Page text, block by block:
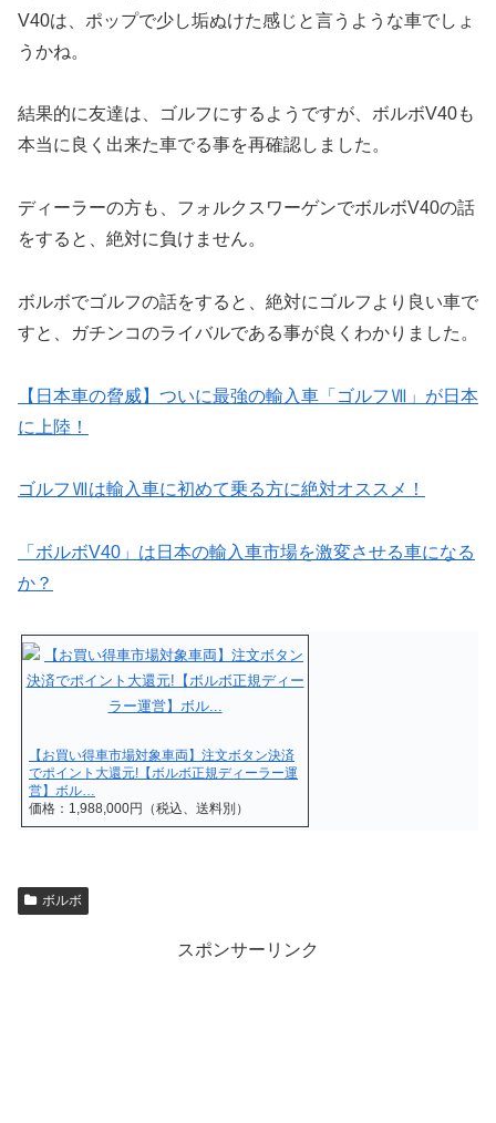
V40は、ポップで少し垢ぬけた感じと言うような車でしょ
うかね。
結果的に友達は、ゴルフにするようですが、ボルボV40も
本当に良く出来た車でる事を再確認しました。
ディーラーの方も、フォルクスワーゲンでボルボV40の話
をすると、絶対に負けません。
ボルボでゴルフの話をすると、絶対にゴルフより良い車で
すと、ガチンコのライバルである事が良くわかりました。
【日本車の脅威】ついに最強の輸入車「ゴルフⅦ」が日本
に上陸！
ゴルフⅦは輸入車に初めて乗る方に絶対オススメ！
「ボルボV40」は日本の輸入車市場を激変させる車になる
か？
【お買い得車市場対象車両】注文ボタン決済
でポイント大還元!【ボルボ正規ディーラー運
営】ボル…
価格：1,988,000円（税込、送料別）
ボルボ
スポンサーリンク